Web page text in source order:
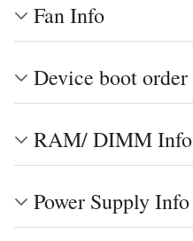
Fan Info
Device boot order
RAM/ DIMM Info
Power Supply Info